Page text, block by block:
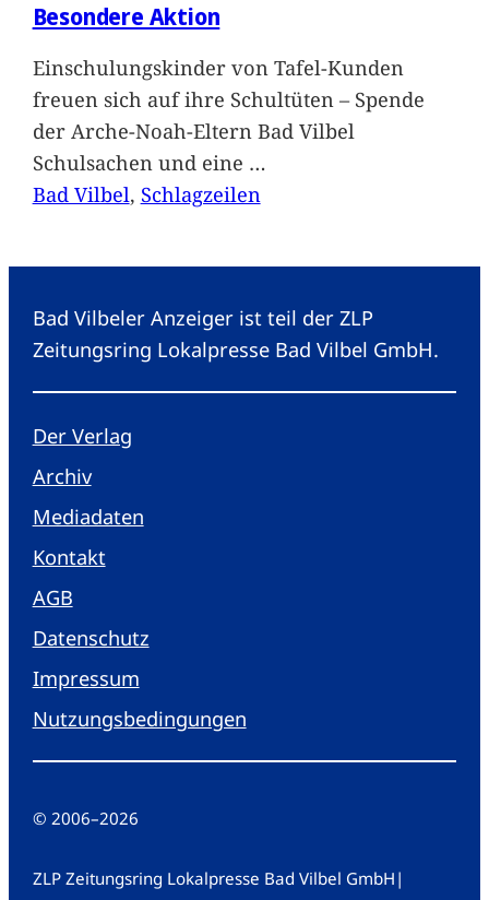
Besondere Aktion
Einschulungskinder von Tafel-Kunden
freuen sich auf ihre Schultüten – Spende
der Arche-Noah-Eltern Bad Vilbel
Schulsachen und eine …
Bad Vilbel, Schlagzeilen
Bad Vilbeler Anzeiger ist teil der ZLP
Zeitungsring Lokalpresse Bad Vilbel GmbH.
Der Verlag
Archiv
Mediadaten
Kontakt
AGB
Datenschutz
Impressum
Nutzungsbedingungen
© 2006–2026
ZLP Zeitungsring Lokalpresse Bad Vilbel GmbH |